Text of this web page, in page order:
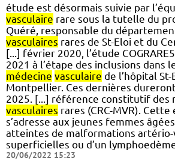
étude est désormais suivie par
vasculaire rare sous la tutelle du
Quéré, responsable du
vasculaires rares de St-Eloi et du
[...] février 2020, l’étude
2021 à l’étape des inclusions dans
médecine vasculaire de l’hôpital St-
Montpellier. Ces dernières
2025. [...] référence constitutif des
vasculaires rares (CRC-MVR).
s’adresse aux jeunes femmes
atteintes de malformations artério-
superficielles ou d’un
20/06/2022 15:23